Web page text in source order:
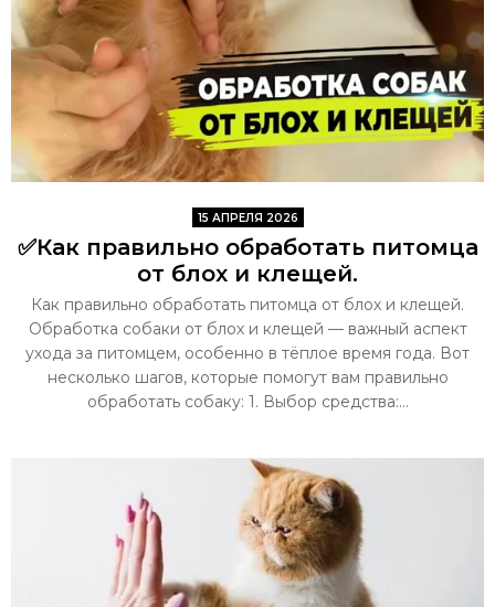
15 АПРЕЛЯ 2026
✅Как правильно обработать питомца
от блох и клещей.
Как правильно обработать питомца от блох и клещей.
Обработка собаки от блох и клещей — важный аспект
ухода за питомцем, особенно в тёплое время года. Вот
несколько шагов, которые помогут вам правильно
обработать собаку: 1. Выбор средства:...